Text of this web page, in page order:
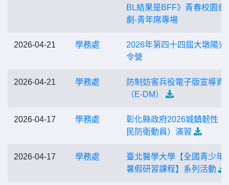
BL結果是BFF》青春校園音
劇-青年席專場
2026-04-21 學務處
2026年第四十四屆大墩陽光
令營
2026-04-21 學務處
防制妨害兵役電子版宣導資
（E-DM）
2026-04-17 學務處
彰化縣政府2026城鎮韌性（
民防衛動員）演習
2026-04-17 學務處
臺北醫學大學【全國青少年
暑假研習課程】系列活動